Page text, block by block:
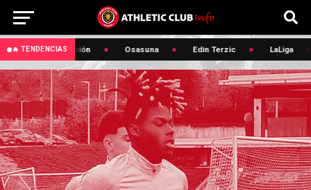
🔥 TENDENCIAS
🔥 Renovación Osasuna Edin Terzic LaLiga